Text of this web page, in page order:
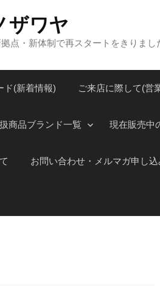
ザワヤ
点・新体制で再スタートをきりまし
ド(新着情報) ご来店に際して(営
商品ブランド一覧 現在販売中
お問い合わせ・メルマガ申し込